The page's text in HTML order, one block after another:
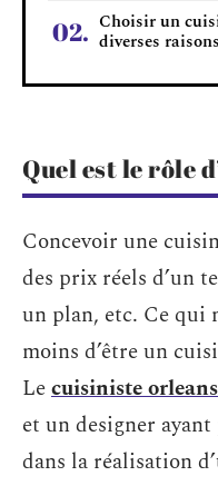
Choisir un
diverses raisons
Quel est le rôle
Concevoir une
des prix réels d’un
un plan, etc. Ce qui
moins d’être un
Lecuisiniste orleans
et un designer
dans la réalisation